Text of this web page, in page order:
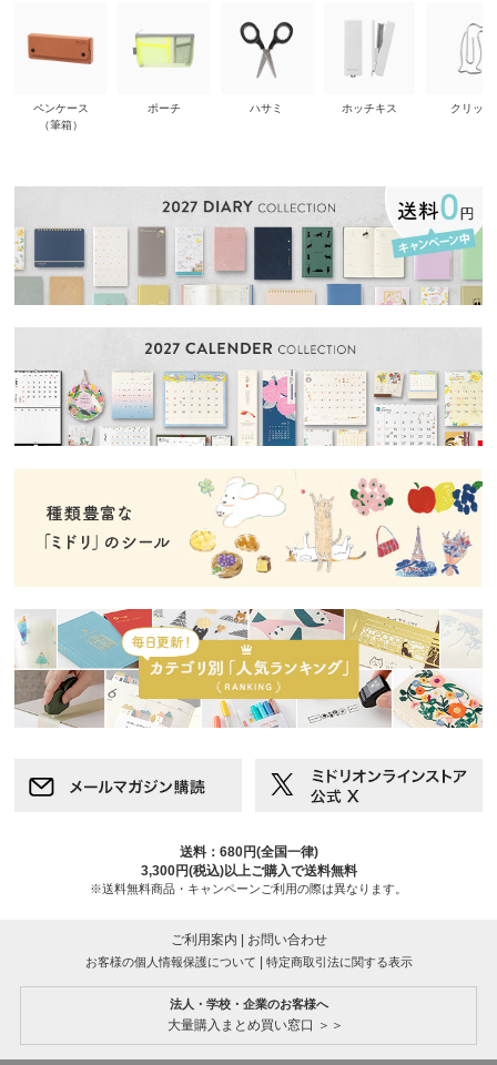
ペンケース
（筆箱）
ポーチ ハサミ ホッチキス クリップ
送料：680円(全国一律)
3,300円(税込)以上ご購入で送料無料
※送料無料商品・キャンペーンご利用の際は異なります。
ご利用案内 お問い合わせ
お客様の個人情報保護について 特定商取引法に関する表示
法人・学校・企業のお客様へ
大量購入まとめ買い窓口 ＞＞